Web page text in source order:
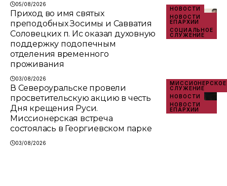
05/08/2026
НОВОСТИ
НОВОСТИ
ЕПАРХИИ
СОЦИАЛЬНОЕ
СЛУЖЕНИЕ
Приход во имя святых
преподобных Зосимы и Савватия
Соловецких п. Ис оказал духовную
поддержку подопечным
отделения временного
проживания
03/08/2026
МИССИОНЕРСКОЕ
СЛУЖЕНИЕ
НОВОСТИ
НОВОСТИ
ЕПАРХИИ
В Североуральске провели
просветительскую акцию в честь
Дня крещения Руси.
Миссионерская встреча
состоялась в Георгиевском парке
03/08/2026